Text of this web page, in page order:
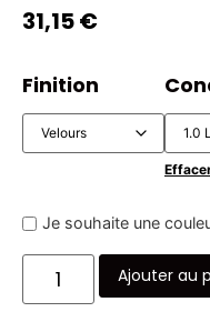
31,15 €
Finition
Je souhaite une
Ajouter au